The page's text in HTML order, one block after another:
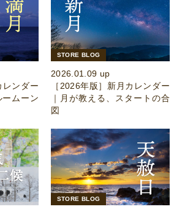
レンダー
ームーン
STORE BLOG
2026.01.09 up
［2026年版］新月カレンダー
｜月が教える、スタートの合
図
STORE BLOG